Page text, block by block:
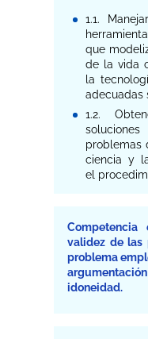
1.1.
que
de la vida
la
adecuadas
1.2.
problemas
ciencia y
el
validez de las
problema
idoneidad.